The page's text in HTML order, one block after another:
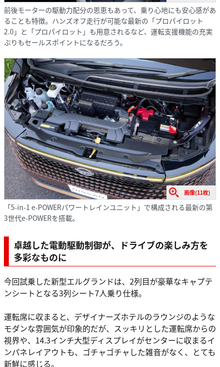
前後モーターの駆動力配分の恩恵もあって、乗り心地にも安心感があ
ることも特徴。ハンズオフ走行が可能な最新の「プロパイロット
2.0」と「プロパイロット」も用意されるなど、運転支援機能の充実
ぶりもセールスポイントになるだろう。
画像(11枚)
「5-in-1 e-POWERパワートレインユニット」で構成される最新の第
3世代e-POWERを搭載。
卓越した電動駆動制御が、ドライブの楽しみ方を
多彩なものに
今回試乗した新型エルグランドは、2列目が豪華なキャプテ
ンシートとなる3列シート7人乗り仕様。
運転席に収まると、デザイナーズホテルのラウンジのような
モダンな雰囲気が印象的だが、スッキリとした運転席からの
視界や、14.3インチ大型ディスプレイがセンターに収まるイ
ンパネレイアウトも、ゴチャゴチャした雑音がなく、とても
新鮮に感じる。